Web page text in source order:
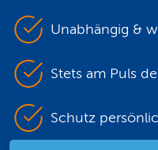
Unabhängig &
Stets am Puls
Schutz